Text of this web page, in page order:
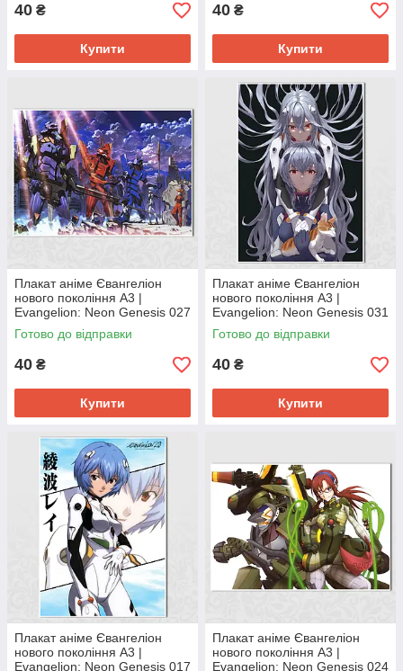
40 ₴
Купити
40 ₴
Купити
Плакат аніме Євангеліон
нового покоління А3 |
Evangelion: Neon Genesis 027
Готово до відправки
40 ₴
Купити
Плакат аніме Євангеліон
нового покоління А3 |
Evangelion: Neon Genesis 031
Готово до відправки
40 ₴
Купити
Плакат аніме Євангеліон
нового покоління А3 |
Evangelion: Neon Genesis 017
Плакат аніме Євангеліон
нового покоління А3 |
Evangelion: Neon Genesis 024